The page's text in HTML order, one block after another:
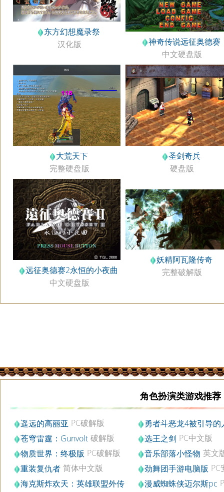
东方幻想魔录祭
汉化版
神奇传说远征奥德赛
中文硬盘版
大荒天下
完整硬盘版
圣剑奇兵
硬盘版
远征奥德赛2永恒的小夜曲
中文硬盘版
妖精阿瓦隆传奇
完整破解版
角色扮演类游戏推荐
遥远的高丽亚 PC破解版
勇者斗恶龙4被引导的
PC中文版
苍穹雷霆：Gunvolt 破解版
b.281491
选王之剑 PC中文版
物质世界：终极版 PC破解版 音乐部落小怪物 英文
重装复仇者 简体中文版 劲舞团手游电脑版 PC
版v1.2
海克斯炸欢天：英雄联盟外传
漫威蜘蛛侠迈尔斯pc